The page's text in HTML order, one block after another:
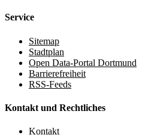
Service
Sitemap
Stadtplan
Open Data-Portal Dortmund
Barrierefreiheit
RSS-Feeds
Kontakt und Rechtliches
Kontakt